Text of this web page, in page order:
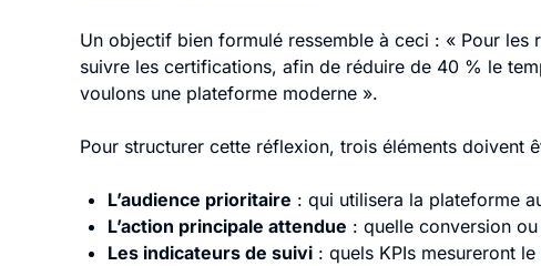
Un objectif bien formulé ressemble à ceci : « Pour
suivre les certifications, afin de réduire de 40 % le
voulons une plateforme moderne ».
Pour structurer cette réflexion, trois éléments doivent
L’audience prioritaire : qui utilisera la plateforme
L’action principale attendue : quelle conversion
Les indicateurs de suivi : quels KPIs mesureront